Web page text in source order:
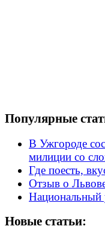
Популярные
В Ужгороде
милиции со
Где поесть,
Отзыв о
Национальный
Новые статьи: